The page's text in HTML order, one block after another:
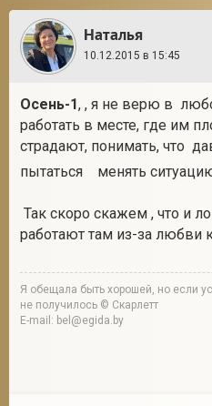
Наталья
10.12.2015 в 15:45
Осень-1, , я не верю в
работать в месте, где им
страдают, понимать, что
пытаться менять
Так скоро скажем , что и
работают там из-за любви
Я обещала быть хорошей, но если
не получилось © Скарлетт
E-mail: bel@egida.by